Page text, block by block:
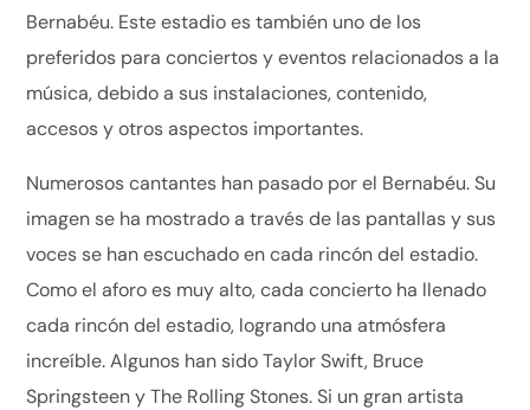
Bernabéu. Este estadio es también uno de los
preferidos para conciertos y eventos relacionados a la
música, debido a sus instalaciones, contenido,
accesos y otros aspectos importantes.
Numerosos cantantes han pasado por el Bernabéu. Su
imagen se ha mostrado a través de las pantallas y sus
voces se han escuchado en cada rincón del estadio.
Como el aforo es muy alto, cada concierto ha llenado
cada rincón del estadio, logrando una atmósfera
increíble. Algunos han sido Taylor Swift, Bruce
Springsteen y The Rolling Stones. Si un gran artista